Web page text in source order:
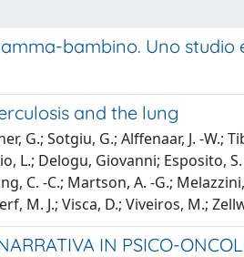
bambino. Uno
and the lung
G.; Sotgiu, G.; Alffenaar, J. -W.;
Delogu, Giovanni; Esposito,
C. -C.; Martson, A. -G.;
M. J.; Visca, D.; Viveiros, M.;
IN PSICO-